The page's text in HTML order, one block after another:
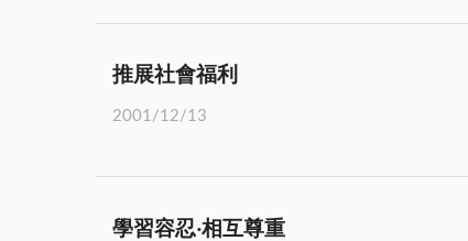
推展社會福利
2001/12/13
學習容忍‧相互尊重